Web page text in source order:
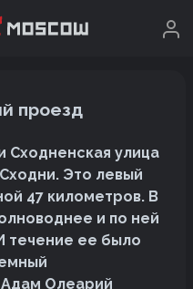
проезд
Сходненская улица
Это левый
47 километров. В
и по ней
течение ее было
Адам Олеарий